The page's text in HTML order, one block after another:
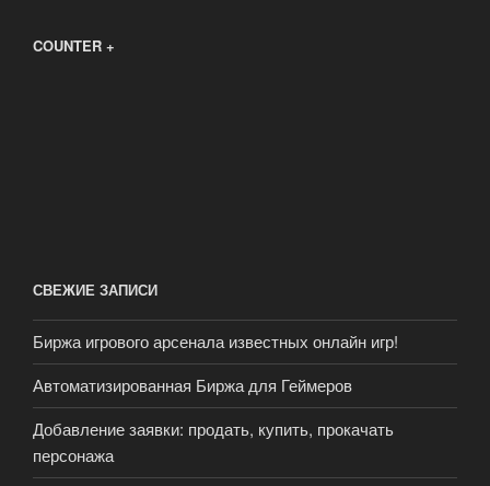
COUNTER +
СВЕЖИЕ ЗАПИСИ
Биржа игрового арсенала известных онлайн игр!
Автоматизированная Биржа для Геймеров
Добавление заявки: продать, купить, прокачать
персонажа